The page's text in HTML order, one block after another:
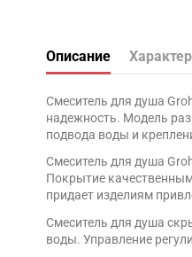
Описание
Смеситель для душа
надежность. Модель
подвода воды и
Смеситель для душа
Покрытие
придает изделиям
Смеситель для душа
воды. Управление